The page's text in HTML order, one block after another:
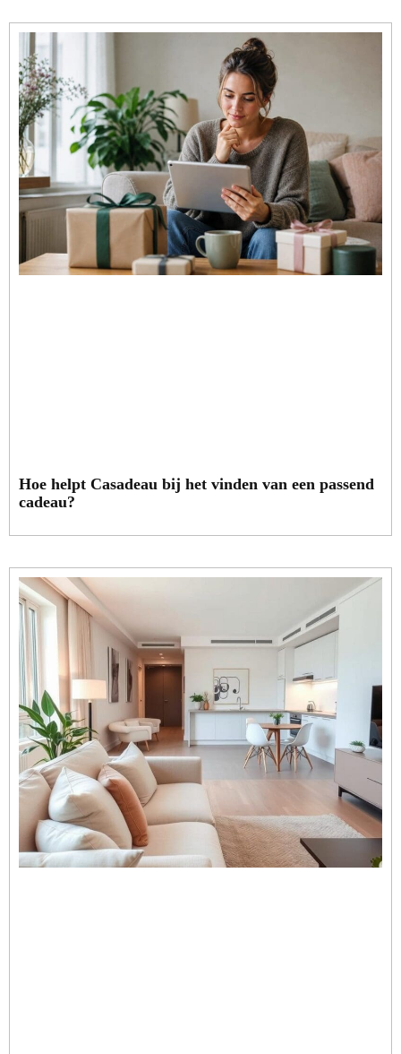
Hoe helpt Casadeau bij het vinden van een passend
cadeau?